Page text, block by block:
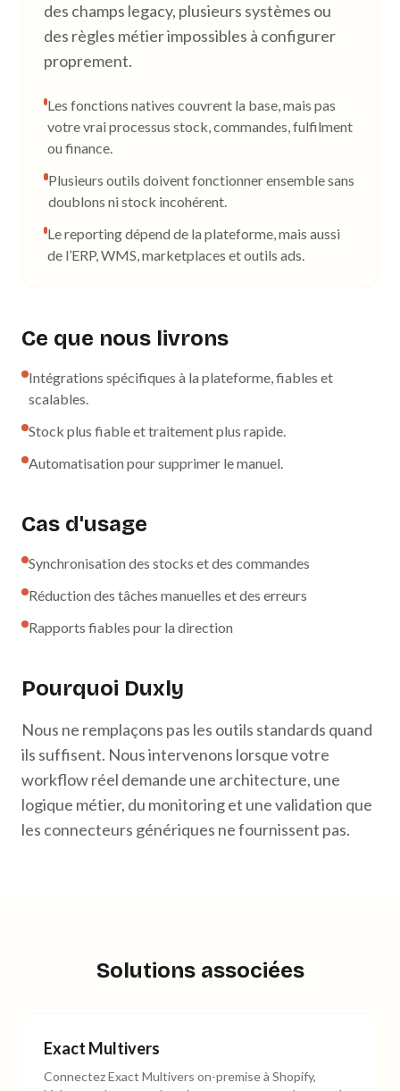
des champs legacy, plusieurs systèmes ou
des règles métier impossibles à configurer
proprement.
Les fonctions natives couvrent la base, mais pas
votre vrai processus stock, commandes, fulfilment
ou finance.
Plusieurs outils doivent fonctionner ensemble sans
doublons ni stock incohérent.
Le reporting dépend de la plateforme, mais aussi
de l’ERP, WMS, marketplaces et outils ads.
Ce que nous livrons
Intégrations spécifiques à la plateforme, fiables et
scalables.
Stock plus fiable et traitement plus rapide.
Automatisation pour supprimer le manuel.
Cas d'usage
Synchronisation des stocks et des commandes
Réduction des tâches manuelles et des erreurs
Rapports fiables pour la direction
Pourquoi Duxly
Nous ne remplaçons pas les outils standards quand
ils suffisent. Nous intervenons lorsque votre
workflow réel demande une architecture, une
logique métier, du monitoring et une validation que
les connecteurs génériques ne fournissent pas.
Solutions associées
Exact Multivers
Connectez Exact Multivers on-premise à Shopify,